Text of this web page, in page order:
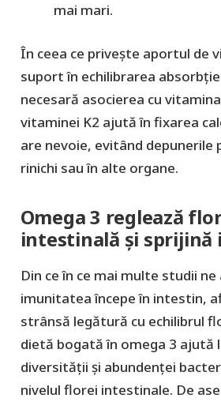
mai mari.
În ceea ce privește aportul de
suport în echilibrarea
necesară asocierea cu
vitaminei K2 ajută în fixarea
are nevoie, evitând depunerile
rinichi sau în alte organe.
Omega 3 reglează
intestinală și
Din ce în ce mai multe studii ne
imunitatea începe în intestin,
strânsă legătură cu echilibrul
dietă bogată în omega 3 ajută
diversității și abundenței
nivelul florei intestinale. De